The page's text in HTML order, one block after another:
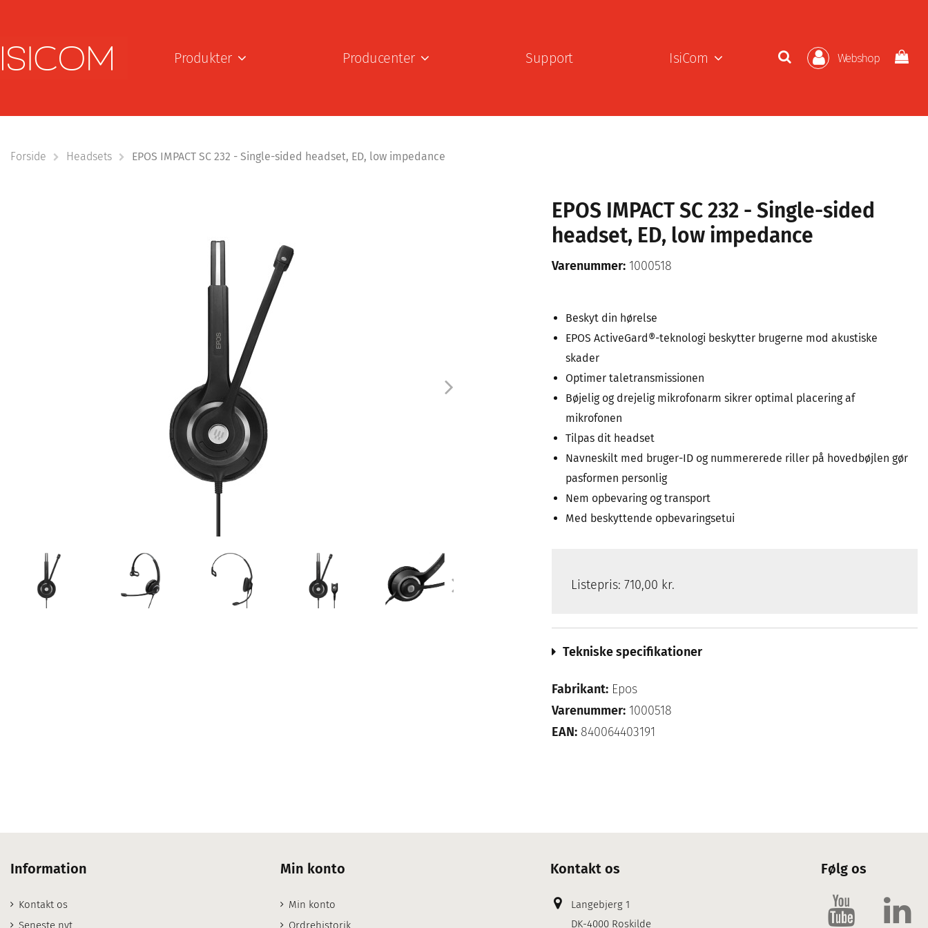
Produkter Producenter Support IsiCom Webshop
Forside Headsets EPOS IMPACT SC 232 - Single-sided headset, ED, low impedance
EPOS IMPACT SC 232 - Single-sided
headset, ED, low impedance
Varenummer: 1000518
Beskyt din hørelse
EPOS ActiveGard®-teknologi beskytter brugerne mod akustiske
skader
Optimer taletransmissionen
Bøjelig og drejelig mikrofonarm sikrer optimal placering af
mikrofonen
Tilpas dit headset
Navneskilt med bruger-ID og nummererede riller på hovedbøjlen gør
pasformen personlig
Nem opbevaring og transport
Med beskyttende opbevaringsetui
Listepris: 710,00 kr.
Tekniske specifikationer
Fabrikant: Epos
Varenummer: 1000518
EAN: 840064403191
Information
Kontakt os
Seneste nyt
Min konto
Min konto
Ordrehistorik
Kontakt os
Langebjerg 1
DK-4000 Roskilde
Følg os